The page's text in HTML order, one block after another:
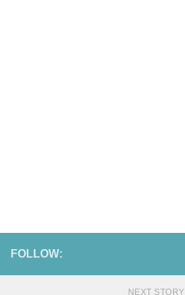
FOLLOW:
NEXT STORY